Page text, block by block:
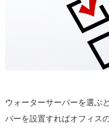
ウォーターサーバーを選ぶ
バーを設置すればオフィス